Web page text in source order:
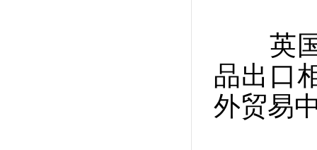
英国
品出口
外贸易